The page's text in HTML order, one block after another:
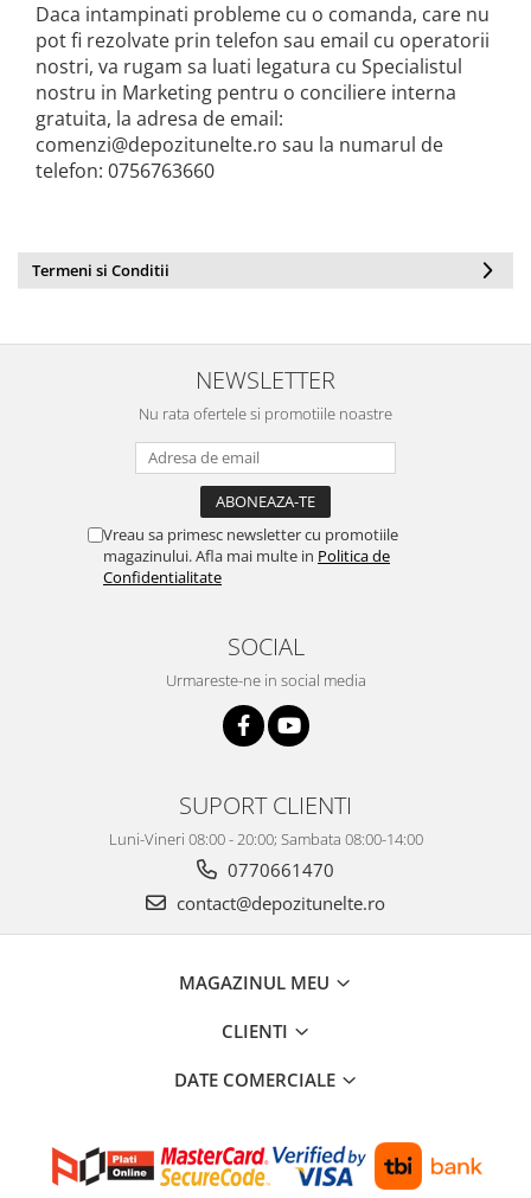
Daca intampinati probleme cu o comanda, care nu
pot fi rezolvate prin telefon sau email cu operatorii
nostri, va rugam sa luati legatura cu Specialistul
nostru in Marketing pentru o conciliere interna
gratuita, la adresa de email:
comenzi@depozitunelte.ro sau la numarul de
telefon: 0756763660
Termeni si Conditii
NEWSLETTER
Nu rata ofertele si promotiile noastre
Vreau sa primesc newsletter cu promotiile
magazinului. Afla mai multe in Politica de
Confidentialitate
SOCIAL
Urmareste-ne in social media
SUPORT CLIENTI
Luni-Vineri 08:00 - 20:00; Sambata 08:00-14:00
0770661470
contact@depozitunelte.ro
MAGAZINUL MEU
CLIENTI
DATE COMERCIALE